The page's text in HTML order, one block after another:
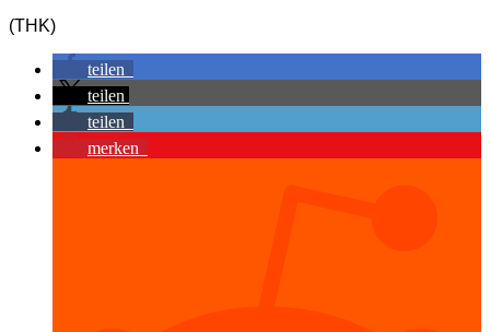
(THK)
teilen
teilen
teilen
merken